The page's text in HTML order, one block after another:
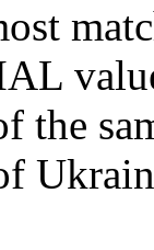
the